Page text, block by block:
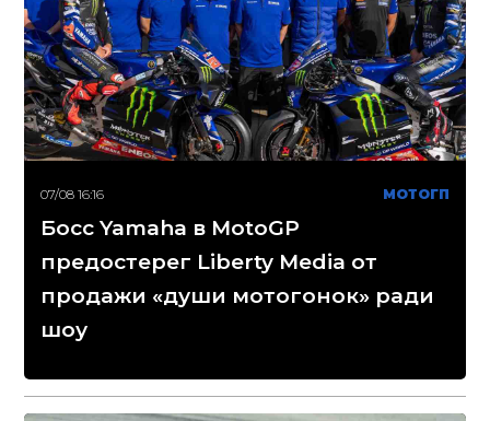
07/08 16:16 МОТОГП
Босс Yamaha в MotoGP
предостерег Liberty Media от
продажи «души мотогонок» ради
шоу